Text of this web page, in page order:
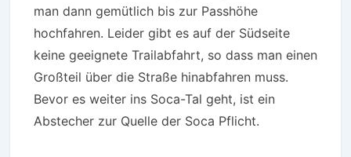
man dann gemütlich bis zur Passhöhe
hochfahren. Leider gibt es auf der Südseite
keine geeignete Trailabfahrt, so dass man einen
Großteil über die Straße hinabfahren muss.
Bevor es weiter ins Soca-Tal geht, ist ein
Abstecher zur Quelle der Soca Pflicht.